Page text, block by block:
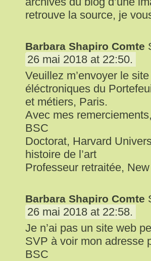
retrouve la source, je
Barbara Shapiro Comte
26 mai 2018 at 22:50.
Veuillez m’envoyer le
éléctroniques du
et métiers, Paris.
Avec mes remerciements,
BSC
Doctorat, Harvard
histoire de l’art
Professeur retraitée,
Barbara Shapiro Comte
26 mai 2018 at 22:58.
Je n’ai pas un site web
SVP à voir mon adresse
BSC